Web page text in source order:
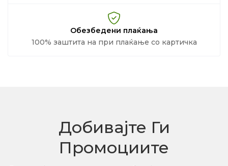
Обезбедени плаќања
100% заштита на при плаќање со картичка
Добивајте Ги
Промоциите